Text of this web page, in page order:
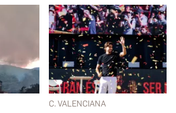
C. VALENCIANA